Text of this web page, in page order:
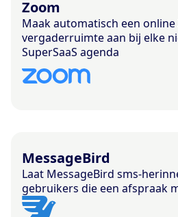
Zoom
Maak automatisch een online
vergaderruimte aan bij elke
SuperSaaS agenda
MessageBird
Laat MessageBird sms-
gebruikers die een afspraak